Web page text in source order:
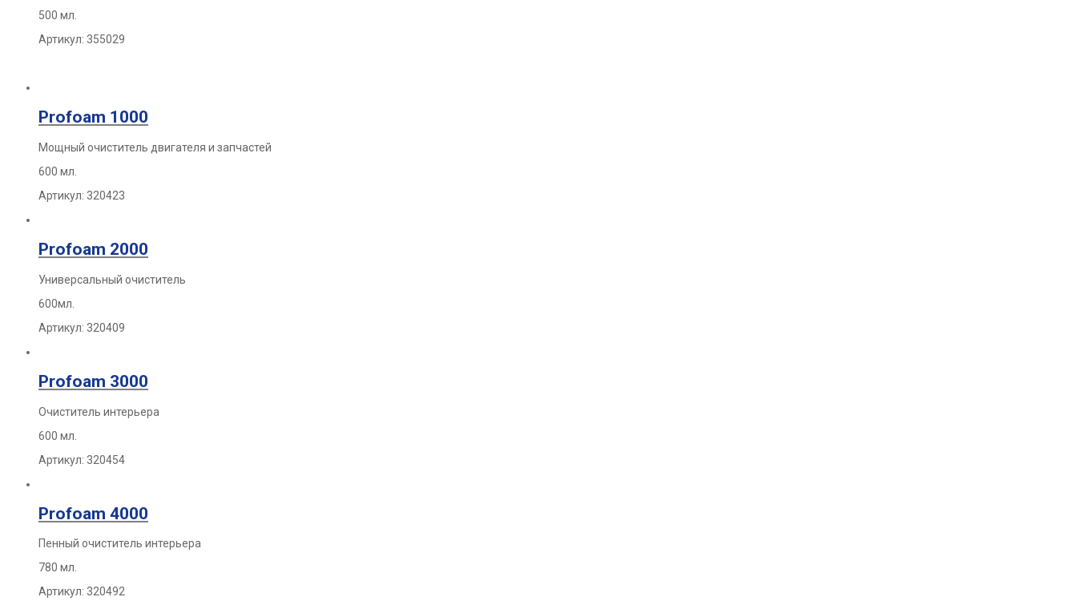
500 мл.
Артикул: 355029
Profoam 1000
Мощный очиститель двигателя и запчастей
600 мл.
Артикул: 320423
Profoam 2000
Универсальный очиститель
600мл.
Артикул: 320409
Profoam 3000
Очиститель интерьера
600 мл.
Артикул: 320454
Profoam 4000
Пенный очиститель интерьера
780 мл.
Артикул: 320492